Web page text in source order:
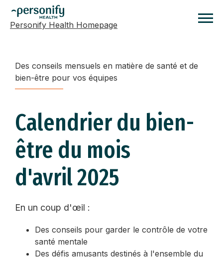
Personify Health Homepage
Des conseils mensuels en matière de santé et de
bien-être pour vos équipes
Calendrier du bien-
être du mois
d'avril 2025
En un coup d'œil :
Des conseils pour garder le contrôle de votre
santé mentale
Des défis amusants destinés à l'ensemble du